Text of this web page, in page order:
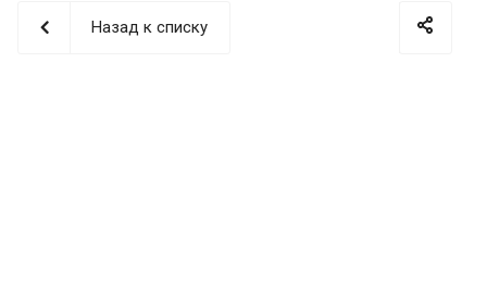
Назад к списку